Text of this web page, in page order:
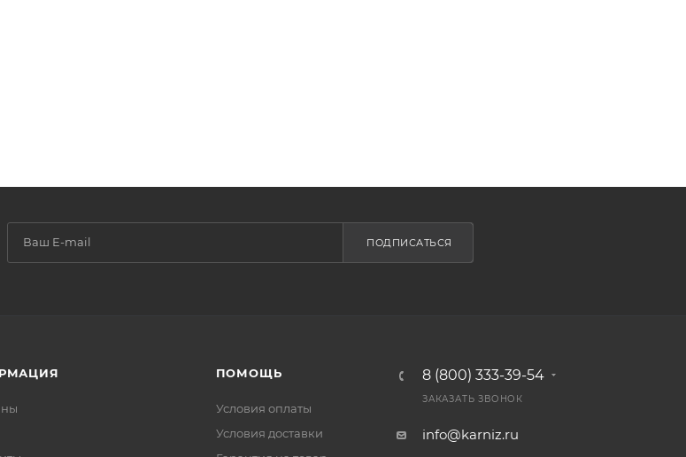
ПОДПИСАТЬСЯ
ПОМОЩЬ
Условия оплаты
Условия доставки
8 (800) 333-39-54
ЗАКАЗАТЬ ЗВОНОК
info@karniz.ru